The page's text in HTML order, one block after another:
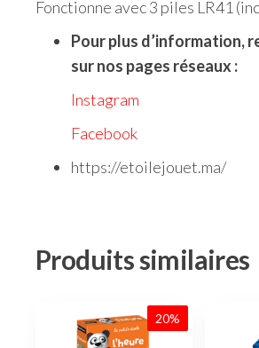
Fonctionne avec 3 piles LR41
Pour plus d’information,
sur nos pages réseaux :
Instagram
Facebook
https://etoilejouet.ma/
Produits similaires
20%